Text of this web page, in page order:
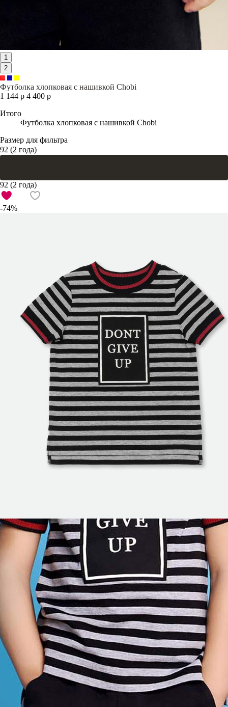
1
2
Футболка хлопковая с нашивкой Chobi
1 144 р 4 400 р
Итого
Футболка хлопковая с нашивкой Chobi
Размер для фильтра
92 (2 года)
92 (2 года)
-74%